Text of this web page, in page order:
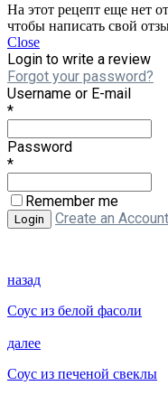
На этот рецепт еще нет
чтобы написать свой
Close
Login to write a review
Forgot your password?
Username or E-mail
*
Password
*
Remember me
Create an Account
назад
Соус из белой фасоли
далее
Соус из печеной свеклы